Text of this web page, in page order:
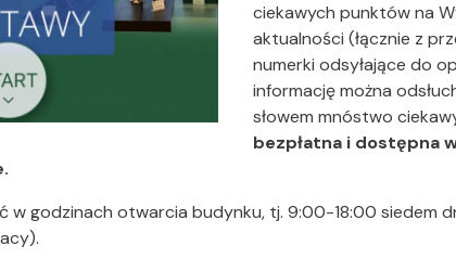
ciekawych punktów na
aktualności (łącznie z
numerki odsyłające do
informację można
słowem mnóstwo
bezpłatna i dostępna
w godzinach otwarcia budynku, tj. 9:00-18:00 siedem